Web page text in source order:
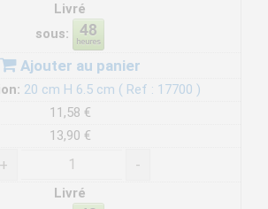
Livré
sous:
Ajouter au panier
20 cm H 6.5 cm ( Ref : 17700 )
11,58 €
13,90 €
+ -
Livré